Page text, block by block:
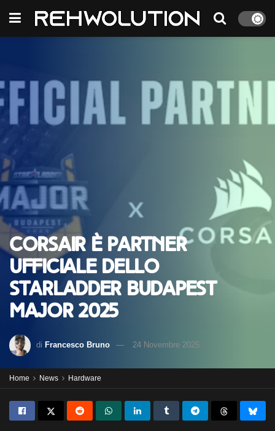
CORSAIR è partner
ufficiale dello
StarLadder Budapest
Major 2025
di Francesco Bruno 24 Novembre 2025
Home News Hardware